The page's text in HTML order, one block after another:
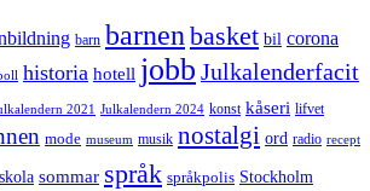
barn barnen basket bil corona
historia hotell jobb Julkalenderfacit
2021 Julkalendern 2024 konst kåseri lifvet
mode museum musik nostalgi ord radio recept
skola sommar språk språkpolis Stockholm